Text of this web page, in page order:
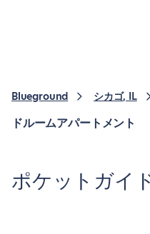
Blueground シカゴ, IL
ドルームアパートメント
ポケットガイ